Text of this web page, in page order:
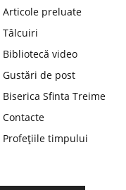
Articole preluate
Tâlcuiri
Bibliotecă video
Gustări de post
Biserica Sfinta Treime
Contacte
Profețiile timpului